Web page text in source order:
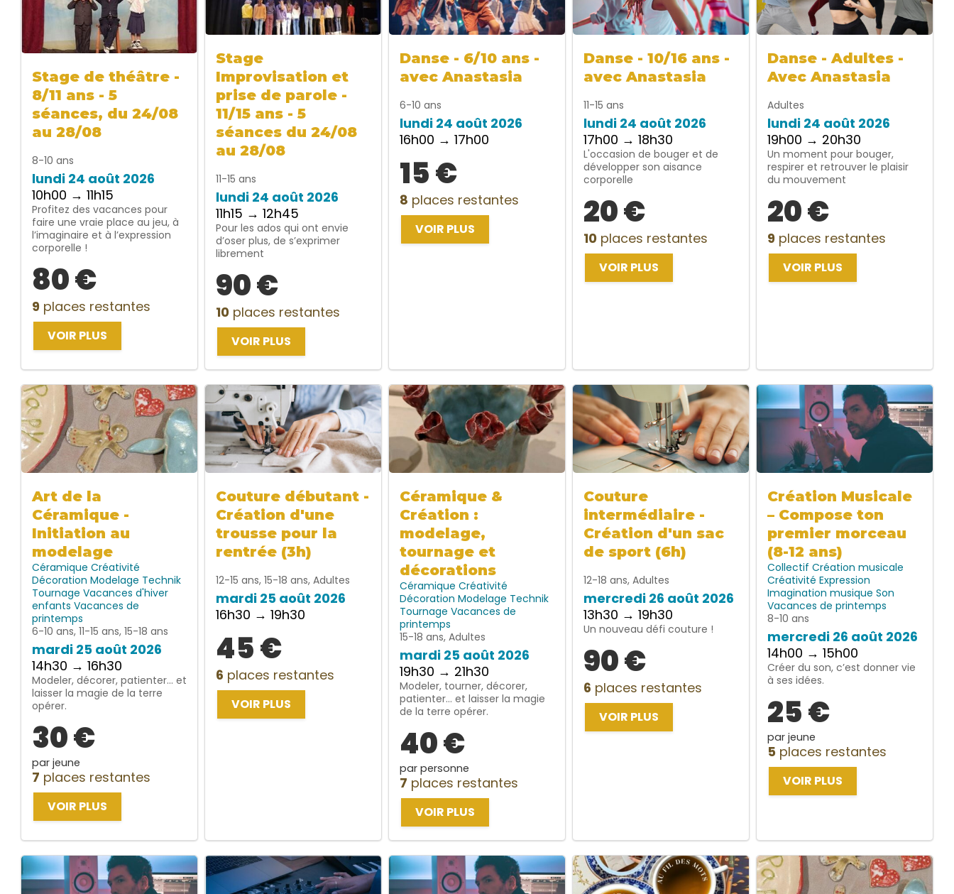
Stage de théâtre -
8/11 ans - 5
séances, du 24/08
au 28/08
8-10 ans
lundi 24 août 2026
10h00 → 11h15
Profitez des vacances pour
faire une vraie place au jeu, à
l’imaginaire et à l’expression
corporelle !
80 €
9 places restantes
VOIR PLUS
Stage
Improvisation et
prise de parole -
11/15 ans - 5
séances du 24/08
au 28/08
11-15 ans
lundi 24 août 2026
11h15 → 12h45
Pour les ados qui ont envie
d’oser plus, de s’exprimer
librement
90 €
10 places restantes
VOIR PLUS
Danse - 6/10 ans -
avec Anastasia
6-10 ans
lundi 24 août 2026
16h00 → 17h00
15 €
8 places restantes
VOIR PLUS
Danse - 10/16 ans -
avec Anastasia
11-15 ans
lundi 24 août 2026
17h00 → 18h30
L'occasion de bouger et de
développer son aisance
corporelle
20 €
10 places restantes
VOIR PLUS
Danse - Adultes -
Avec Anastasia
Adultes
lundi 24 août 2026
19h00 → 20h30
Un moment pour bouger,
respirer et retrouver le plaisir
du mouvement
20 €
9 places restantes
VOIR PLUS
Art de la
Céramique -
Initiation au
modelage
Céramique Créativité
Décoration Modelage Technik
Tournage Vacances d'hiver
enfants Vacances de
printemps
6-10 ans, 11-15 ans, 15-18 ans
mardi 25 août 2026
14h30 → 16h30
Modeler, décorer, patienter… et
laisser la magie de la terre
opérer.
30 €
par jeune
7 places restantes
VOIR PLUS
Couture débutant -
Création d'une
trousse pour la
rentrée (3h)
12-15 ans, 15-18 ans, Adultes
mardi 25 août 2026
16h30 → 19h30
45 €
6 places restantes
VOIR PLUS
Céramique &
Création :
modelage,
tournage et
décorations
Céramique Créativité
Décoration Modelage Technik
Tournage Vacances de
printemps
15-18 ans, Adultes
mardi 25 août 2026
19h30 → 21h30
Modeler, tourner, décorer,
patienter… et laisser la magie
de la terre opérer.
40 €
par personne
7 places restantes
VOIR PLUS
Couture
intermédiaire -
Création d'un sac
de sport (6h)
12-18 ans, Adultes
mercredi 26 août 2026
13h30 → 19h30
Un nouveau défi couture !
90 €
6 places restantes
VOIR PLUS
Création Musicale
– Compose ton
premier morceau
(8-12 ans)
Collectif Création musicale
Créativité Expression
Imagination musique Son
Vacances de printemps
8-10 ans
mercredi 26 août 2026
14h00 → 15h00
Créer du son, c’est donner vie
à ses idées.
25 €
par jeune
5 places restantes
VOIR PLUS